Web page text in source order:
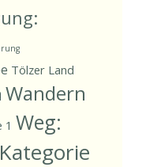
Tölzer Land
Wandern
1 Weg: